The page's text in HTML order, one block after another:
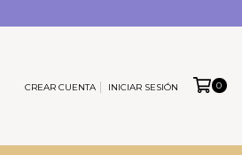
CREAR CUENTA INICIAR SESIÓN 0